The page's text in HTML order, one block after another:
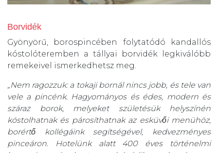
Borvidék
Gyönyörű, borospincében folytatódó kandallós
kóstolóteremben a tállyai borvidék legkiválóbb
remekeivel ismerkedhetsz meg.
„Nem ragozzuk: a tokaji bornál nincs jobb, és tele van
vele a pincénk. Hagyományos és édes, modern és
száraz borok, melyeket születésük helyszínén
kóstolhatnak és párosíthatnak az esküvői menühöz,
borértő kollégáink segítségével, kedvezményes
pinceáron. Hotelünk alatt 400 éves történelmi